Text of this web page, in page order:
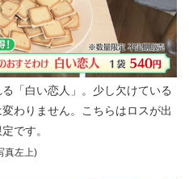
「白い恋人」。少し欠けている
わりません。こちらはロスが出
です。
真左上)